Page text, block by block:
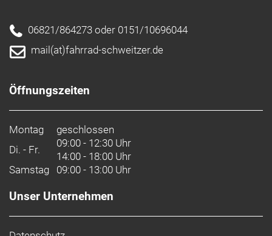
06821/864273 oder 0151/10696044
mail(at)fahrrad-schweitzer.de
Öffnungszeiten
Montag
geschlossen
Di. - Fr.
09:00 - 12:30 Uhr
14:00 - 18:00 Uhr
Samstag 09:00 - 13:00 Uhr
Unser Unternehmen